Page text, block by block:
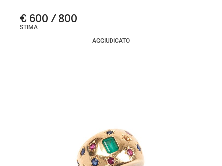
€ 600 / 800
STIMA
AGGIUDICATO